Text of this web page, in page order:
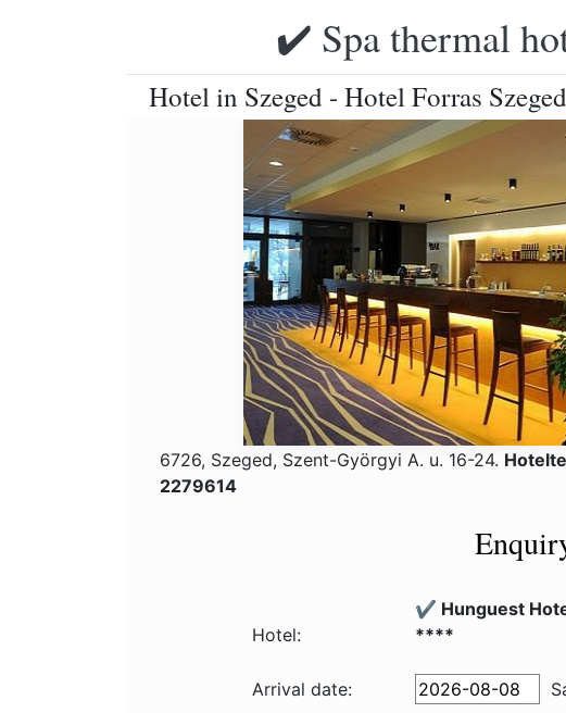
✔️ Spa thermal
Hotel in Szeged - Hotel Forras
6726, Szeged, Szent-Györgyi A. u. 16-24.
2279614
Hotel:
✔️ Hunguest
****
Arrival date: